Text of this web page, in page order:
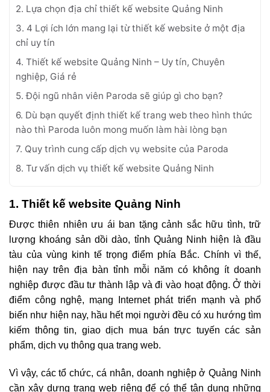
2. Lựa chọn địa chỉ thiết kế website Quảng Ninh
3. 4 Lợi ích lớn mang lại từ thiết kế website ở một địa
chỉ uy tín
4. Thiết kế website Quảng Ninh – Uy tín, Chuyên
nghiệp, Giá rẻ
5. Đội ngũ nhân viên Paroda sẽ giúp gì cho bạn?
6. Dù bạn quyết định thiết kế trang web theo hình thức
nào thì Paroda luôn mong muốn làm hài lòng bạn
7. Quy trình cung cấp dịch vụ website của Paroda
8. Tư vấn dịch vụ thiết kế website Quảng Ninh
1. Thiết kế website Quảng Ninh
Được thiên nhiên ưu ái ban tặng cảnh sắc hữu tình, trữ
lượng khoáng sản dồi dào, tỉnh Quảng Ninh hiện là đầu
tàu của vùng kinh tế trọng điểm phía Bắc. Chính vì thế,
hiện nay trên địa bàn tỉnh mỗi năm có không ít doanh
nghiệp được đầu tư thành lập và đi vào hoạt động. Ở thời
điểm công nghệ, mạng Internet phát triển mạnh và phổ
biến như hiện nay, hầu hết mọi người đều có xu hướng tìm
kiếm thông tin, giao dịch mua bán trực tuyến các sản
phẩm, dịch vụ thông qua trang web.
Vì vậy, các tổ chức, cá nhân, doanh nghiệp ở Quảng Ninh
cần xây dựng trang web riêng để có thể tận dụng những